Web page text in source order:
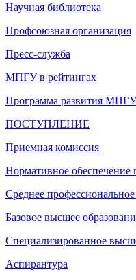
Научная библиотека
Профсоюзная организация
Пресс-служба
МПГУ в рейтингах
Программа развития МПГУ
ПОСТУПЛЕНИЕ
Приемная комиссия
Нормативное обеспечение
Среднее
Базовое высшее
Специализированное
Аспирантура